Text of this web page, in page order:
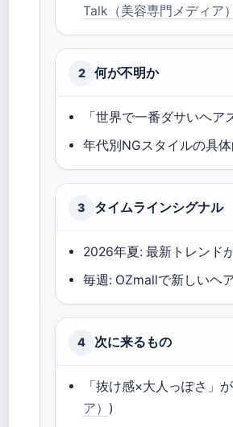
Talk（美容専門メディア）
2 何が不明か
「世界で一番ダサいヘ
年代別NGスタイルの具
3 タイムラインシグナル
2026年夏: 最新トレンド
毎週: OZmallで新しいヘ
4 次に来るもの
「抜け感×大人っぽさ」
ア） )